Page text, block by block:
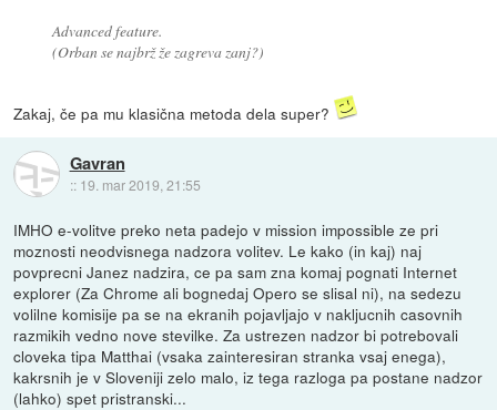
Advanced feature.
(Orban se najbrž že zagreva zanj?)
Zakaj, če pa mu klasična metoda dela super?
Gavran
:: 19. mar 2019, 21:55
IMHO e-volitve preko neta padejo v mission impossible ze pri
moznosti neodvisnega nadzora volitev. Le kako (in kaj) naj
povprecni Janez nadzira, ce pa sam zna komaj pognati Internet
explorer (Za Chrome ali bognedaj Opero se slisal ni), na sedezu
volilne komisije pa se na ekranih pojavljajo v nakljucnih casovnih
razmikih vedno nove stevilke. Za ustrezen nadzor bi potrebovali
cloveka tipa Matthai (vsaka zainteresiran stranka vsaj enega),
kakrsnih je v Sloveniji zelo malo, iz tega razloga pa postane nadzor
(lahko) spet pristranski...